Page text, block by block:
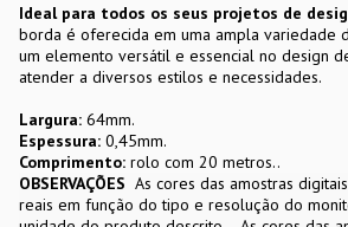
Ideal para todos os seus projetos de
borda é oferecida em uma ampla variedade
um elemento versátil e essencial no design
atender a diversos estilos e necessidades.
Largura: 64mm.
Espessura: 0,45mm.
Comprimento: rolo com 20 metros..
OBSERVAÇÕES As cores das amostras
reais em função do tipo e resolução do